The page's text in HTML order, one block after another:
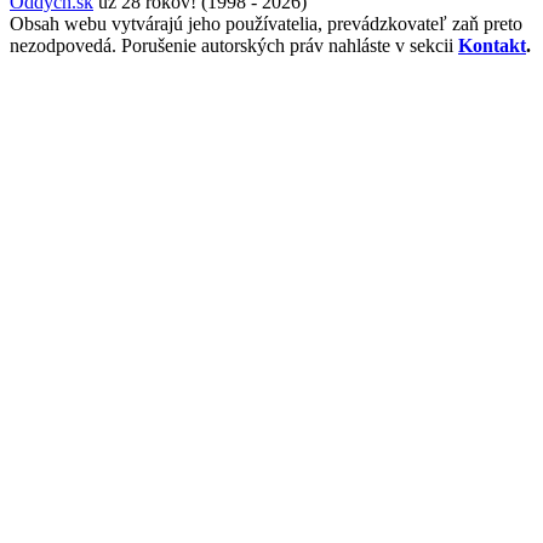
Obsah webu vytvárajú jeho používatelia, prevádzkovateľ zaň preto
nezodpovedá. Porušenie autorských práv nahláste v sekcii Kontakt.